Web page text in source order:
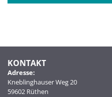
KONTAKT
Adresse:
Kneblinghauser Weg 20
59602 Rüthen